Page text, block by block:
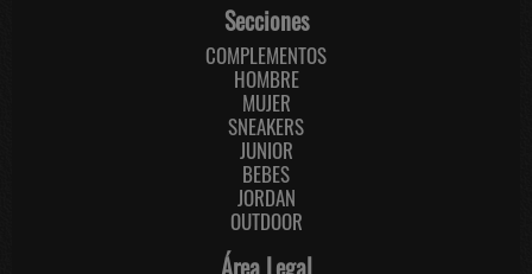
Secciones
COMPLEMENTOS
HOMBRE
MUJER
SNEAKERS
JUNIOR
BEBES
JORDAN
OUTDOOR
Área Legal